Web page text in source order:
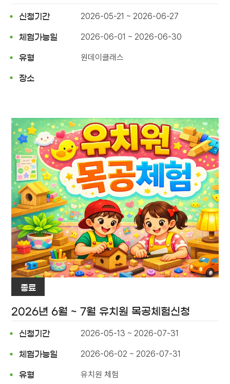
신청기간 2026-05-21 ~ 2026-06-27
체험가능일 2026-06-01 ~ 2026-06-30
유형 원데이클래스
장소
종료
2026년 6월 ~ 7월 유치원 목공체험신청
신청기간 2026-05-13 ~ 2026-07-31
체험가능일 2026-06-02 ~ 2026-07-31
유형 유치원 체험